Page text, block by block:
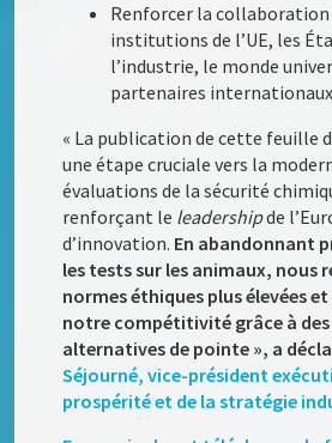
Renforcer la
institutions de l’UE, les
l’industrie, le monde
partenaires
« La publication de cette feuille
une étape cruciale vers la
évaluations de la sécurité
renforçant le leadershipde
d’innovation. En abandonnant
les tests sur les animaux, nous
normes éthiques plus élevées
notre compétitivité grâce à
alternatives de pointe », a
Séjourné, vice-président
prospérité et de la stratégie